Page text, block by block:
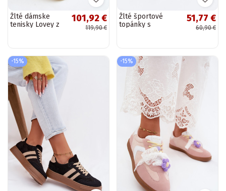
Žlté dámske
tenisky Lovey z
101,92 €
119,90 €
Žlté športové
topánky s
51,77 €
60,90 €
-15% -15%